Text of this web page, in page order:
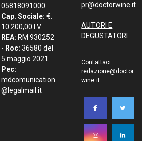
05818091000
Cap. Sociale: €.
10.200,00 I.V.
REA: RM 930252
- Roc: 36580 del
5 maggio 2021
Pec:
mdcomunication
@legalmail.it
pr@doctorwine.it
AUTORI E
DEGUSTATORI
Contattaci:
redazione@doctor
wine.it